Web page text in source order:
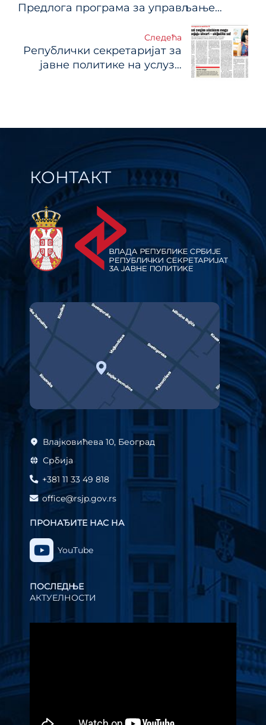
чланка
Предлога програма за управљање
реформу и пратећег Акционог плана
Следећа
Републички секретаријат за
јавне политике на услузи
КОНТАКТ
Влајковићева 10, Београд
Србија
+381 11 33 49 818
office@rsjp.gov.rs
ПРОНАЂИТЕ НАС НА
YouTube
ПОСЛЕДЊЕ
АКТУЕЛНОСТИ
видео